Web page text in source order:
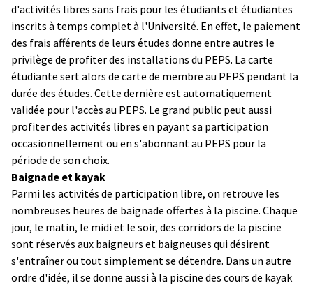
d'activités libres sans frais pour les étudiants et étudiantes
inscrits à temps complet à l'Université. En effet, le paiement
des frais afférents de leurs études donne entre autres le
privilège de profiter des installations du PEPS. La carte
étudiante sert alors de carte de membre au PEPS pendant la
durée des études. Cette dernière est automatiquement
validée pour l'accès au PEPS. Le grand public peut aussi
profiter des activités libres en payant sa participation
occasionnellement ou en s'abonnant au PEPS pour la
période de son choix.
Baignade et kayak
Parmi les activités de participation libre, on retrouve les
nombreuses heures de baignade offertes à la piscine. Chaque
jour, le matin, le midi et le soir, des corridors de la piscine
sont réservés aux baigneurs et baigneuses qui désirent
s'entraîner ou tout simplement se détendre. Dans un autre
ordre d'idée, il se donne aussi à la piscine des cours de kayak